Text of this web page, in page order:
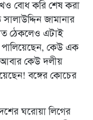
বোধ করি শেষ করা
সালাউদ্দিন জামানার
ঠেকলেও এটাই
পালিয়েছেন, কেউ এক
আবার কেউ দলীয়
বঙ্গের কোচের
ঘরোয়া লিগের